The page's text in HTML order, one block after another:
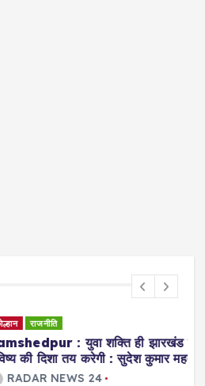
राजनीति
: युवा शक्ति ही झारखंड के
दिशा तय करेगी : सुदेश कुमार महतो
NEWS 24